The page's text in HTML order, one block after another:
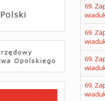
69.
69.
69.
69.